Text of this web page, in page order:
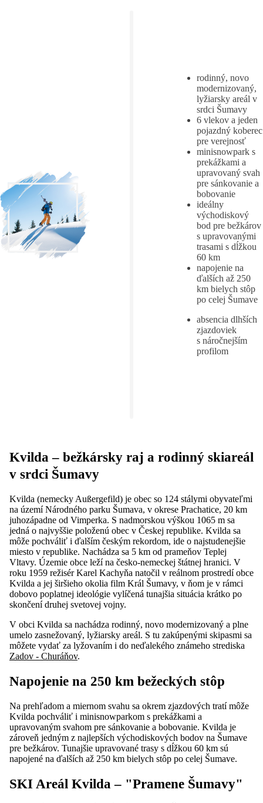
rodinný, novo
modernizovaný,
lyžiarsky areál v
srdci Šumavy
6 vlekov a jeden
pojazdný koberec
pre verejnosť
minisnowpark s
prekážkami a
upravovaný svah
pre sánkovanie a
bobovanie
ideálny
východiskový
bod pre bežkárov
s upravovanými
trasami s dĺžkou
60 km
napojenie na
ďalších až 250
km bielych stôp
po celej Šumave
absencia dlhších
zjazdoviek
s náročnejším
profilom
Kvilda – bežkársky raj a rodinný skiareál
v srdci Šumavy
Kvilda (nemecky Außergefild) je obec so 124 stálymi obyvateľmi
na území Národného parku Šumava, v okrese Prachatice, 20 km
juhozápadne od Vimperka. S nadmorskou výškou 1065 m sa
jedná o najvyššie položenú obec v Českej republike. Kvilda sa
môže pochváliť i ďalším českým rekordom, ide o najstudenejšie
miesto v republike. Nachádza sa 5 km od prameňov Teplej
Vltavy. Územie obce leží na česko-nemeckej štátnej hranici. V
roku 1959 režisér Karel Kachyňa natočil v reálnom prostredí obce
Kvilda a jej širšieho okolia film Král Šumavy, v ňom je v rámci
dobovo poplatnej ideológie vylíčená tunajšia situácia krátko po
skončení druhej svetovej vojny.
V obci Kvilda sa nachádza rodinný, novo modernizovaný a plne
umelo zasnežovaný, lyžiarsky areál. S tu zakúpenými skipasmi sa
môžete vydať za lyžovaním i do neďalekého známeho strediska
Zadov - Churáňov.
Napojenie na 250 km bežeckých stôp
Na prehľadom a miernom svahu sa okrem zjazdových tratí môže
Kvilda pochváliť i minisnowparkom s prekážkami a
upravovaným svahom pre sánkovanie a bobovanie. Kvilda je
zároveň jedným z najlepších východiskových bodov na Šumave
pre bežkárov. Tunajšie upravované trasy s dĺžkou 60 km sú
napojené na ďalších až 250 km bielych stôp po celej Šumave.
SKI Areál Kvilda – "Pramene Šumavy"